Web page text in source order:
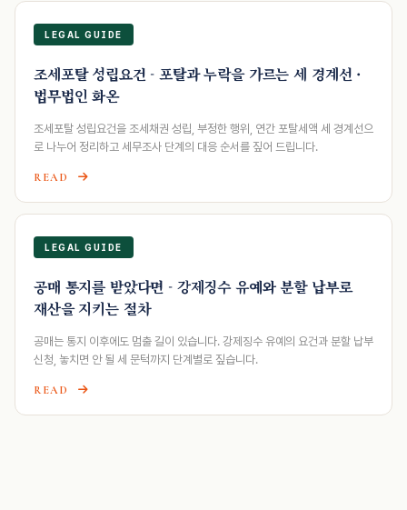
LEGAL GUIDE
조세포탈 성립요건 - 포탈과 누락을 가르는 세 경계선 ·
법무법인 화온
조세포탈 성립요건을 조세채권 성립, 부정한 행위, 연간 포탈세액 세 경계선으
로 나누어 정리하고 세무조사 단계의 대응 순서를 짚어 드립니다.
READ
LEGAL GUIDE
공매 통지를 받았다면 - 강제징수 유예와 분할 납부로
재산을 지키는 절차
공매는 통지 이후에도 멈출 길이 있습니다. 강제징수 유예의 요건과 분할 납부
신청, 놓치면 안 될 세 문턱까지 단계별로 짚습니다.
READ